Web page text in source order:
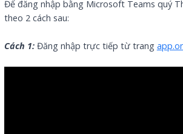
Để đăng nhập bằng Microsoft Teams quý
theo 2 cách sau:
Cách 1:Đăng nhập trực tiếp từ trang